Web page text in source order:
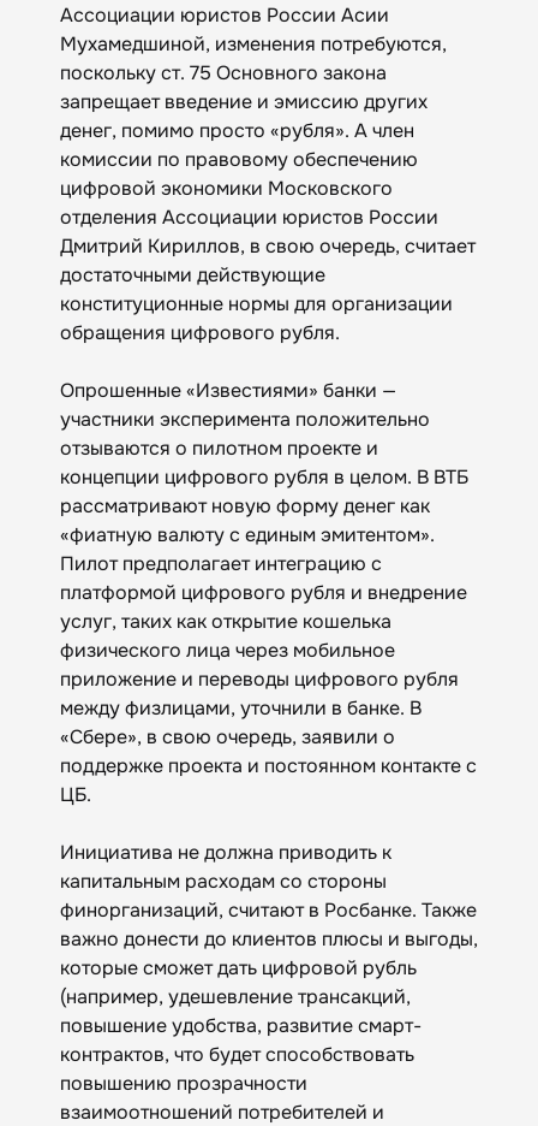
Ассоциации юристов России Асии
Мухамедшиной, изменения потребуются,
поскольку ст. 75 Основного закона
запрещает введение и эмиссию других
денег, помимо просто «рубля». А член
комиссии по правовому обеспечению
цифровой экономики Московского
отделения Ассоциации юристов России
Дмитрий Кириллов, в свою очередь, считает
достаточными действующие
конституционные нормы для организации
обращения цифрового рубля.
Опрошенные «Известиями» банки —
участники эксперимента положительно
отзываются о пилотном проекте и
концепции цифрового рубля в целом. В ВТБ
рассматривают новую форму денег как
«фиатную валюту с единым эмитентом».
Пилот предполагает интеграцию с
платформой цифрового рубля и внедрение
услуг, таких как открытие кошелька
физического лица через мобильное
приложение и переводы цифрового рубля
между физлицами, уточнили в банке. В
«Сбере», в свою очередь, заявили о
поддержке проекта и постоянном контакте с
ЦБ.
Инициатива не должна приводить к
капитальным расходам со стороны
финорганизаций, считают в Росбанке. Также
важно донести до клиентов плюсы и выгоды,
которые сможет дать цифровой рубль
(например, удешевление трансакций,
повышение удобства, развитие смарт-
контрактов, что будет способствовать
повышению прозрачности
взаимоотношений потребителей и